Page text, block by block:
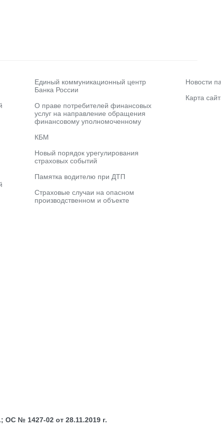
Единый коммуникационный центр
Банка России
О праве потребителей финансовых
услуг на направление обращения
финансовому уполномоченному
КБМ
Новый порядок урегулирования
страховых событий
Памятка водителю при ДТП
Страховые случаи на опасном
производственном и объекте
Новости
Карта
№ 1427-02 от 28.11.2019 г.